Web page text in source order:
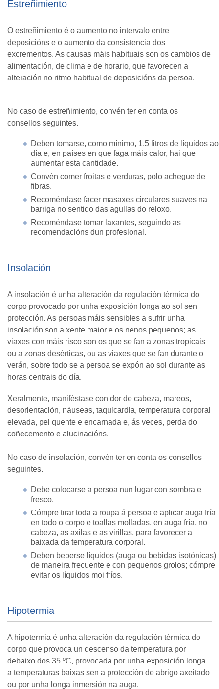
Estreñimiento
O estreñimiento é o aumento no intervalo entre
deposicións e o aumento da consistencia dos
excrementos. As causas máis habituais son os cambios de
alimentación, de clima e de horario, que favorecen a
alteración no ritmo habitual de deposicións da persoa.
No caso de estreñimiento, convén ter en conta os
consellos seguintes.
Deben tomarse, como mínimo, 1,5 litros de líquidos ao
día e, en países en que faga máis calor, hai que
aumentar esta cantidade.
Convén comer froitas e verduras, polo achegue de
fibras.
Recoméndase facer masaxes circulares suaves na
barriga no sentido das agullas do reloxo.
Recoméndase tomar laxantes, seguindo as
recomendacións dun profesional.
Insolación
A insolación é unha alteración da regulación térmica do
corpo provocado por unha exposición longa ao sol sen
protección. As persoas máis sensibles a sufrir unha
insolación son a xente maior e os nenos pequenos; as
viaxes con máis risco son os que se fan a zonas tropicais
ou a zonas desérticas, ou as viaxes que se fan durante o
verán, sobre todo se a persoa se expón ao sol durante as
horas centrais do día.
Xeralmente, maniféstase con dor de cabeza, mareos,
desorientación, náuseas, taquicardia, temperatura corporal
elevada, pel quente e encarnada e, ás veces, perda do
coñecemento e alucinacións.
No caso de insolación, convén ter en conta os consellos
seguintes.
Debe colocarse a persoa nun lugar con sombra e
fresco.
Cómpre tirar toda a roupa á persoa e aplicar auga fría
en todo o corpo e toallas molladas, en auga fría, no
cabeza, as axilas e as virillas, para favorecer a
baixada da temperatura corporal.
Deben beberse líquidos (auga ou bebidas isotónicas)
de maneira frecuente e con pequenos grolos; cómpre
evitar os líquidos moi fríos.
Hipotermia
A hipotermia é unha alteración da regulación térmica do
corpo que provoca un descenso da temperatura por
debaixo dos 35 ºC, provocada por unha exposición longa
a temperaturas baixas sen a protección de abrigo axeitado
ou por unha longa inmersión na auga.